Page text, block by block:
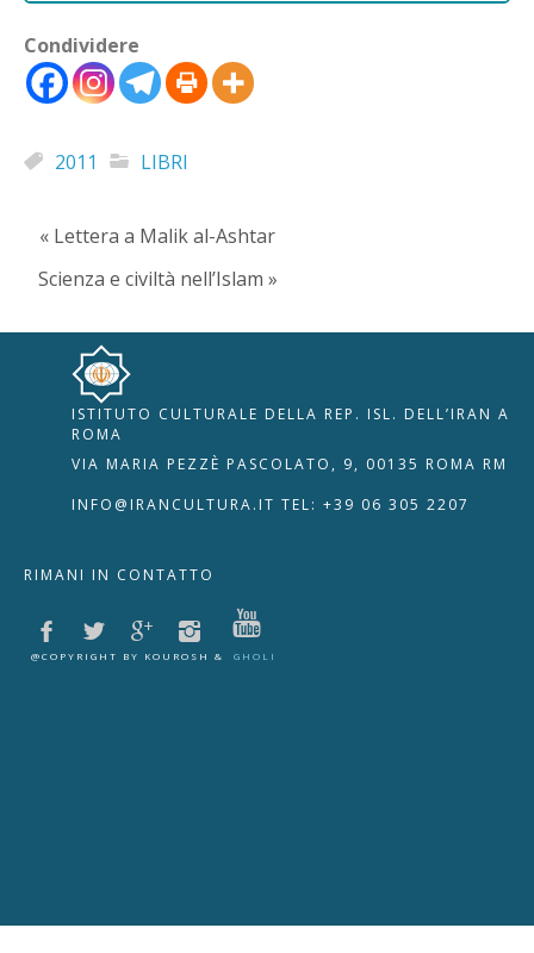
Condividere
2011 LIBRI
« Lettera a Malik al-Ashtar
Scienza e civiltà nell’Islam »
ISTITUTO CULTURALE DELLA REP. ISL. DELL’IRAN A
ROMA
VIA MARIA PEZZÈ PASCOLATO, 9, 00135 ROMA RM
INFO@IRANCULTURA.IT TEL: +39 06 305 2207
RIMANI IN CONTATTO
@COPYRIGHT BY KOUROSH & GHOLI